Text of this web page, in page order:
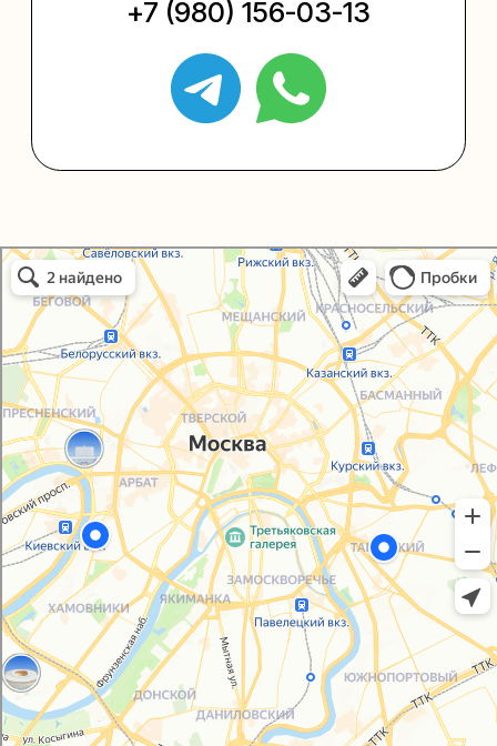
Упаковали Онлайн в Москве
Москва
© 2021-2025, ООО "УПАКОВАЛИ ОНЛАЙН"
Сайт разработалаbogachevas
help@upakovali.online
+7 (495) 005-03-13